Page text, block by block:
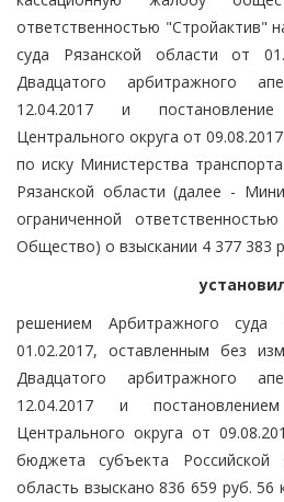
ответственностью "Стройактив"
суда Рязанской области от
Двадцатого арбитражного
12.04.2017 и
Центрального округа от
по иску Министерства
Рязанской области (далее -
ограниченной
Общество) о взыскании 4 377 383
решением Арбитражного суда
01.02.2017, оставленным без
Двадцатого арбитражного
12.04.2017 и
Центрального округа от
бюджета субъекта Российской
область взыскано 836 659 руб.